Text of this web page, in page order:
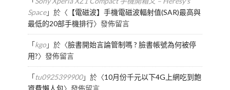
Space」於〈 【電磁波】手機電磁波輻射值(SAR)最高與
最低的20部手機排行〉發佈留言
「kgo」於〈臉書開始言論管制嗎 ? 臉書帳號為何被停
用?〉發佈留言
「tu0925399900」於〈10月份千元以下4G上網吃到飽
資費懶人包〉發佈留言